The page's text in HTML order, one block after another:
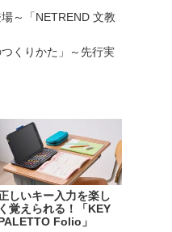
～「NETREND 文教
くりかた」～先行実
しいキー入力を楽し
く覚えられる！「KEY
Folio」